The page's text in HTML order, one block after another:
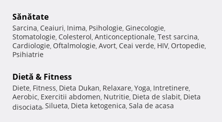
Sănătate
Sarcina, Ceaiuri, Inima, Psihologie, Ginecologie,
Stomatologie, Colesterol, Anticonceptionale, Test sarcina,
Cardiologie, Oftalmologie, Avort, Ceai verde, HIV, Ortopedie,
Psihiatrie
Dietă & Fitness
Diete, Fitness, Dieta Dukan, Relaxare, Yoga, Intretinere,
Aerobic, Exercitii abdomen, Nutritie, Dieta de slabit, Dieta
disociata, Silueta, Dieta ketogenica, Sala de acasa